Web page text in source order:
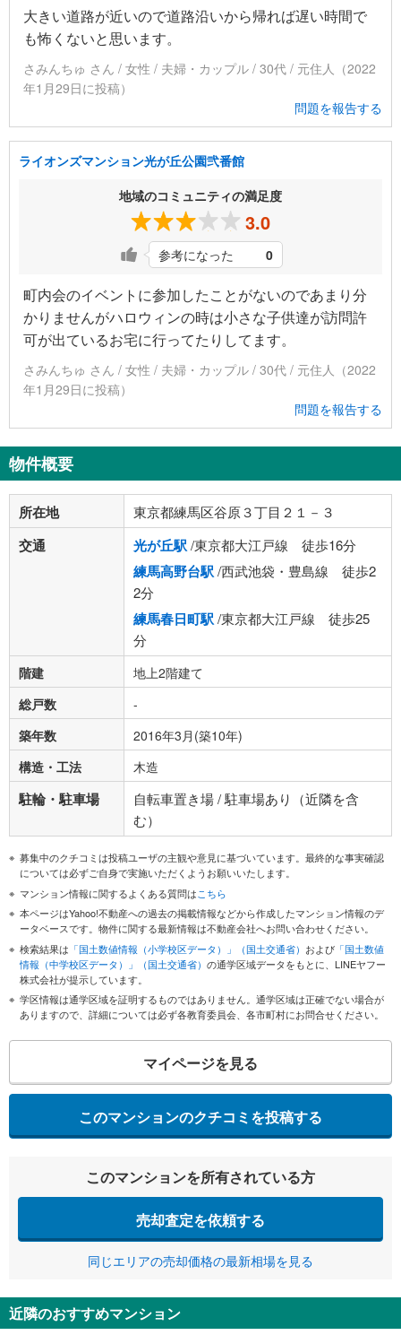
大きい道路が近いので道路沿いから帰れば遅い時間で
も怖くないと思います。
さみんちゅ さん / 女性 / 夫婦・カップル / 30代 / 元住人（2022
年1月29日に投稿）
問題を報告する
ライオンズマンション光が丘公園弐番館
地域のコミュニティの満足度
3.0
参考になった 0
町内会のイベントに参加したことがないのであまり分
かりませんがハロウィンの時は小さな子供達が訪問許
可が出ているお宅に行ってたりしてます。
さみんちゅ さん / 女性 / 夫婦・カップル / 30代 / 元住人（2022
年1月29日に投稿）
問題を報告する
物件概要
所在地 東京都練馬区谷原３丁目２１－３
交通 光が丘駅/東京都大江戸線 徒歩16分
練馬高野台駅/西武池袋・豊島線 徒歩2
2分
練馬春日町駅/東京都大江戸線 徒歩25
分
階建
地上2階建て
総戸数
-
築年数
2016年3月(築10年)
構造・工法
木造
駐輪・駐車場
自転車置き場 / 駐車場あり（近隣を含
む）
募集中のクチコミは投稿ユーザの主観や意見に基づいています。最終的な事実確認
については必ずご自身で実施いただくようお願いいたします。
マンション情報に関するよくある質問はこちら
本ページはYahoo!不動産への過去の掲載情報などから作成したマンション情報のデ
ータベースです。物件に関する最新情報は不動産会社へお問い合わせください。
検索結果は 「国土数値情報（小学校区データ）」（国土交通省） および 「国土数値
情報（中学校区データ）」（国土交通省） の通学区域データをもとに、LINEヤフー
株式会社が提示しています。
学区情報は通学区域を証明するものではありません。通学区域は正確でない場合が
ありますので、詳細については必ず各教育委員会、各市町村にお問合せください。
マイページを見る
このマンションのクチコミを投稿する
このマンションを所有されている方
売却査定を依頼する
同じエリアの売却価格の最新相場を見る
近隣のおすすめマンション